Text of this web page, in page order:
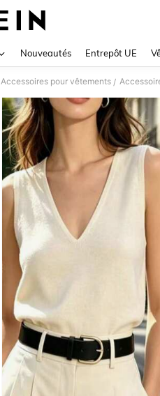
Nouveautés Entrepôt UE
Accessoires pour vêtements /